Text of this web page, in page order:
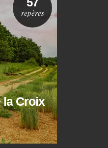
la Croix
repères